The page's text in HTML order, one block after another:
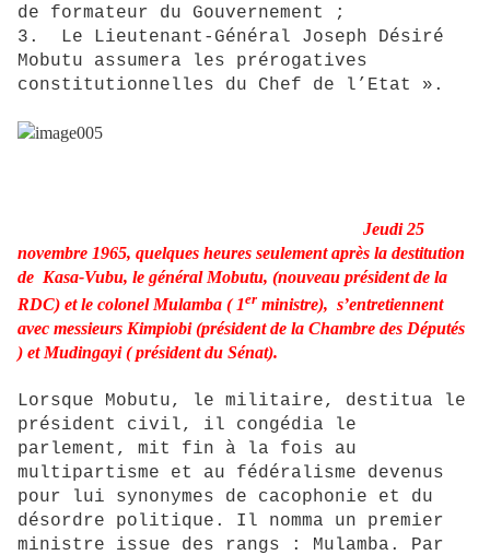
de formateur du Gouvernement ;
3. Le Lieutenant-Général Joseph Désiré
Mobutu assumera les prérogatives
constitutionnelles du Chef de l’Etat ».
Jeudi 25
novembre 1965, quelques heures seulement après la destitution
de Kasa-Vubu, le général Mobutu, (nouveau président de la
RDC) et le colonel Mulamba ( 1er ministre), s’entretiennent
avec messieurs Kimpiobi (président de la Chambre des Députés
) et Mudingayi ( président du Sénat).
Lorsque Mobutu, le militaire, destitua le
président civil, il congédia le
parlement, mit fin à la fois au
multipartisme et au fédéralisme devenus
pour lui synonymes de cacophonie et du
désordre politique. Il nomma un premier
ministre issue des rangs : Mulamba. Par